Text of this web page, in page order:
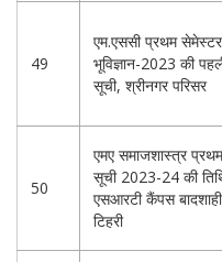
49
एम.एससी प्रथम सेमेस्टर
भूविज्ञान-2023 की
सूची, श्रीनगर परिसर
50
एमए समाजशास्त्र
सूची 2023-24 की
एसआरटी कैंपस
टिहरी